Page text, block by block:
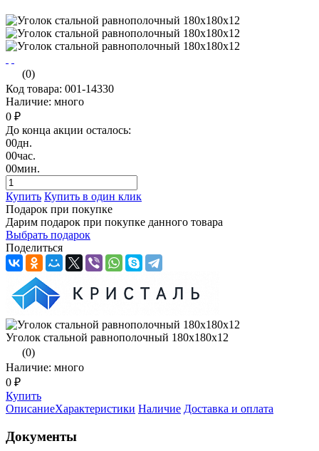
(0)
Код товара: 001-14330
Наличие: много
0 ₽
До конца акции осталось:
00дн.
00час.
00мин.
Купить Купить в один клик
Подарок при покупке
Дарим подарок при покупке данного товара
Выбрать подарок
Поделиться
Уголок стальной равнополочный 180х180х12
(0)
Наличие: много
0 ₽
Купить
ОписаниеХарактеристики Наличие Доставка и оплата
Документы